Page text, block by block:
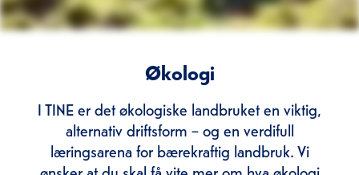
Økologi
I TINE er det økologiske landbruket en viktig,
alternativ driftsform – og en verdifull
læringsarena for bærekraftig landbruk. Vi